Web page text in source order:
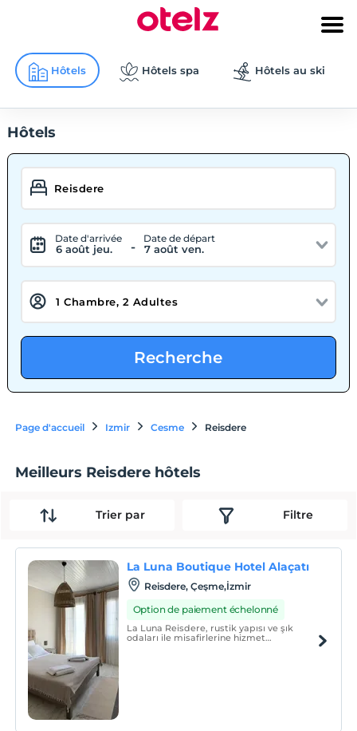
Hôtels Hôtels spa Hôtels au ski
Hôtels
Date d'arrivée
6 août jeu. -
Date de départ
7 août ven.
Recherche
Page d'accueil Izmir Cesme Reisdere
Meilleurs Reisdere hôtels
Trier par Filtre
La Luna Boutique Hotel Alaçatı
Reisdere, Çeşme,İzmir
Option de paiement échelonné
La Luna Reisdere, rustik yapısı ve şık
odaları ile misafirlerine hizmet